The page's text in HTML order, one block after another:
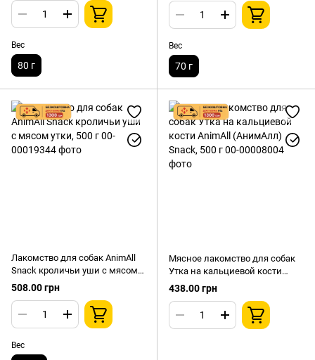
Вес
80 г
Вес
70 г
Лакомство для собак AnimAll
Snack кроличьи уши с мясом
утки, 500 г
508.00 грн
Вес
Мясное лакомство для собак
Утка на кальциевой кости
AnimAll (АнимАлл) Snack, 500 г
438.00 грн